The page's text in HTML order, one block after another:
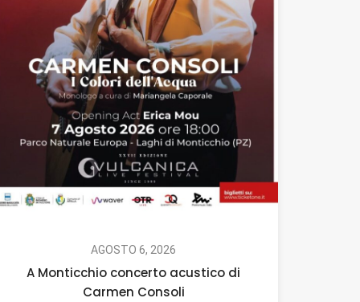
AGOSTO 6, 2026
A Monticchio concerto acustico di
Carmen Consoli